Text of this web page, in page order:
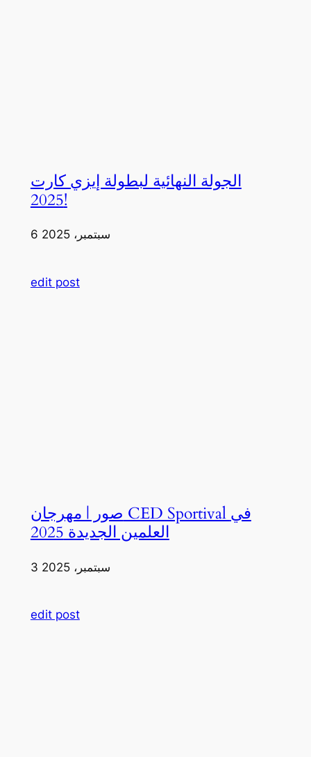
الجولة النهائية لبطولة إيزي كارت
2025!
6 سبتمبر، 2025
edit post
صور | مهرجان CED Sportival في
العلمين الجديدة 2025
3 سبتمبر، 2025
edit post